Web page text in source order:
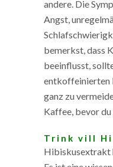
andere. Die
Angst,
bemerkst, dass
beeinflusst,
entkoffeinierten
ganz zu
Kaffee, bevor
Trink vill
Hibiskusextrakt